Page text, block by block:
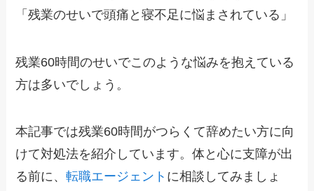
「残業のせいで頭痛と寝不足に悩まされている」
残業60時間のせいでこのような悩みを抱えている
方は多いでしょう。
本記事では残業60時間がつらくて辞めたい方に向
けて対処法を紹介しています。体と心に支障が出
る前に、転職エージェント に相談してみましょ